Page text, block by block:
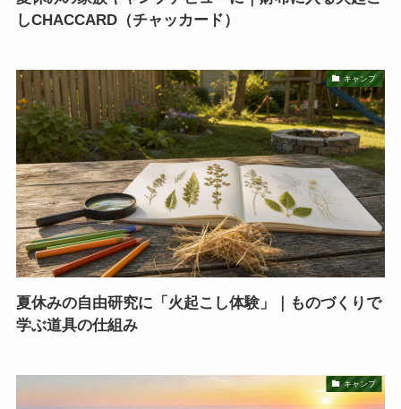
しCHACCARD（チャッカード）
キャンプ
夏休みの自由研究に「火起こし体験」｜ものづくりで
学ぶ道具の仕組み
キャンプ